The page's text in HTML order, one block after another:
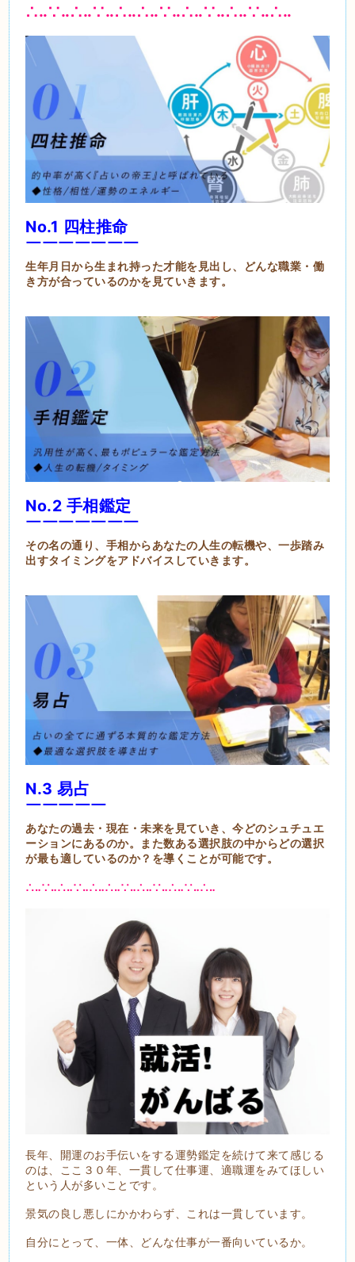
∴‥∵‥∴‥∵‥∴‥∴‥∵‥∴‥∵‥∴‥∵‥∴‥
No.1 四柱推命
￣￣￣￣￣￣￣
生年月日から生まれ持った才能を見出し、どんな職業・働
き方が合っているのかを見ていきます。
No.2 手相鑑定
￣￣￣￣￣￣￣
その名の通り、手相からあなたの人生の転機や、一歩踏み
出すタイミングをアドバイスしていきます。
N.3 易占
￣￣￣￣￣
あなたの過去・現在・未来を見ていき、今どのシュチュエ
ーションにあるのか。また数ある選択肢の中からどの選択
が最も適しているのか？を導くことが可能です。
∴‥∵‥∴‥∵‥∴‥∴‥∵‥∴‥∵‥∴‥∵‥∴‥
長年、開運のお手伝いをする運勢鑑定を続けて来て感じる
のは、ここ３０年、一貫して仕事運、適職運をみてほしい
という人が多いことです。
景気の良し悪しにかかわらず、これは一貫しています。
自分にとって、一体、どんな仕事が一番向いているか。